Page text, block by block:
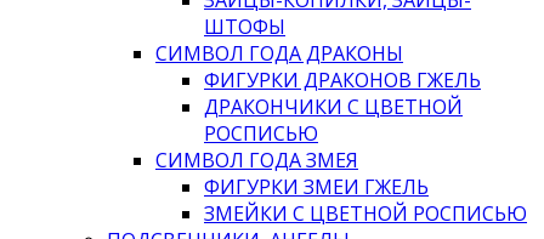
ШТОФЫ
СИМВОЛ ГОДА ДРАКОНЫ
ФИГУРКИ ДРАКОНОВ ГЖЕЛЬ
ДРАКОНЧИКИ С ЦВЕТНОЙ
РОСПИСЬЮ
СИМВОЛ ГОДА ЗМЕЯ
ФИГУРКИ ЗМЕИ ГЖЕЛЬ
ЗМЕЙКИ С ЦВЕТНОЙ РОСПИСЬЮ